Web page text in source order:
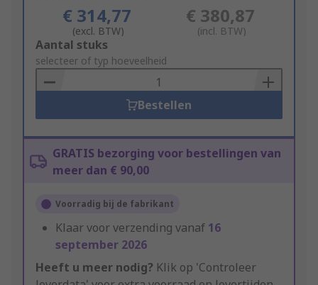
€ 314,77
(excl. BTW)
€ 380,87
(incl. BTW)
Add
to
Basket
Aantal stuks
selecteer of typ hoeveelheid
Bestellen
GRATIS bezorging voor bestellingen van
meer dan € 90,00
Voorradig bij de fabrikant
Klaar voor verzending vanaf 16
september 2026
Heeft u meer nodig? Klik op 'Controleer